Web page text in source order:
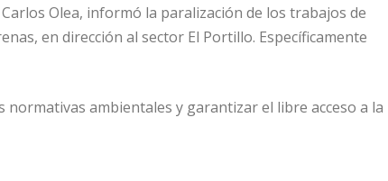
Olea, informó la paralización de los trabajos de
en dirección al sector El Portillo. Específicamente
ambientales y garantizar el libre acceso a la